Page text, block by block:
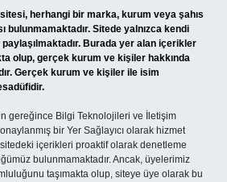
herhangi bir marka, kurum veya şahıs
bulunmamaktadır. Sitede yalnızca kendi
paylaşılmaktadır. Burada yer alan içerikler
olup, gerçek kurum ve kişiler hakkında
Gerçek kurum ve kişiler ile isim
gereğince Bilgi Teknolojileri ve İletişim
bir Yer Sağlayıcı olarak hizmet
içerikleri proaktif olarak denetleme
bulunmamaktadır. Ancak, üyelerimiz
taşımakta olup, siteye üye olarak bu